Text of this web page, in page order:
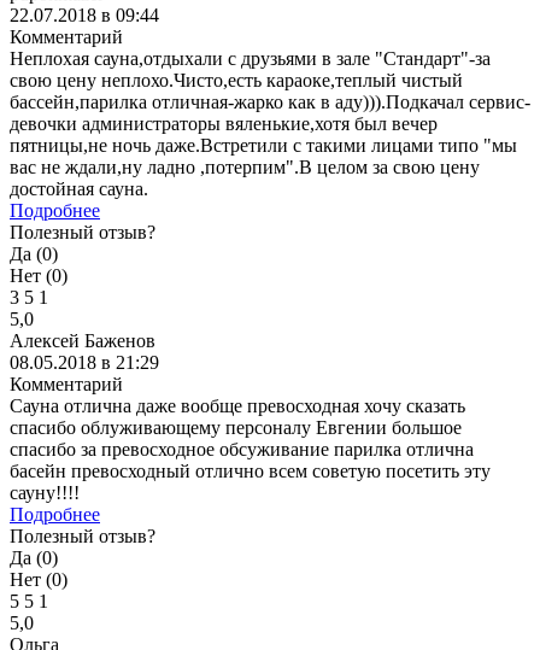
22.07.2018 в 09:44
Комментарий
Неплохая сауна,отдыхали с друзьями в зале "Стандарт"-за
свою цену неплохо.Чисто,есть караоке,теплый чистый
бассейн,парилка отличная-жарко как в аду))).Подкачал сервис-
девочки администраторы вяленькие,хотя был вечер
пятницы,не ночь даже.Встретили с такими лицами типо "мы
вас не ждали,ну ладно ,потерпим".В целом за свою цену
достойная сауна.
Подробнее
Полезный отзыв?
Да (0)
Нет (0)
3 5 1
5,0
Алексей Баженов
08.05.2018 в 21:29
Комментарий
Сауна отлична даже вообще превосходная хочу сказать
спасибо облуживающему персоналу Евгении большое
спасибо за превосходное обсуживание парилка отлична
басейн превосходный отлично всем советую посетить эту
сауну!!!!
Подробнее
Полезный отзыв?
Да (0)
Нет (0)
5 5 1
5,0
Ольга